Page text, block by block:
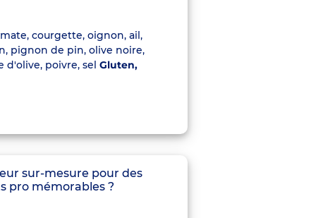
courgette, oignon, ail,
pignon de pin, olive noire,
d'olive, poivre, sel Gluten,
sur-mesure pour des
pro mémorables ?